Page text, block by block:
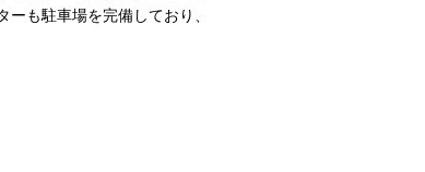
も駐車場を完備しており、